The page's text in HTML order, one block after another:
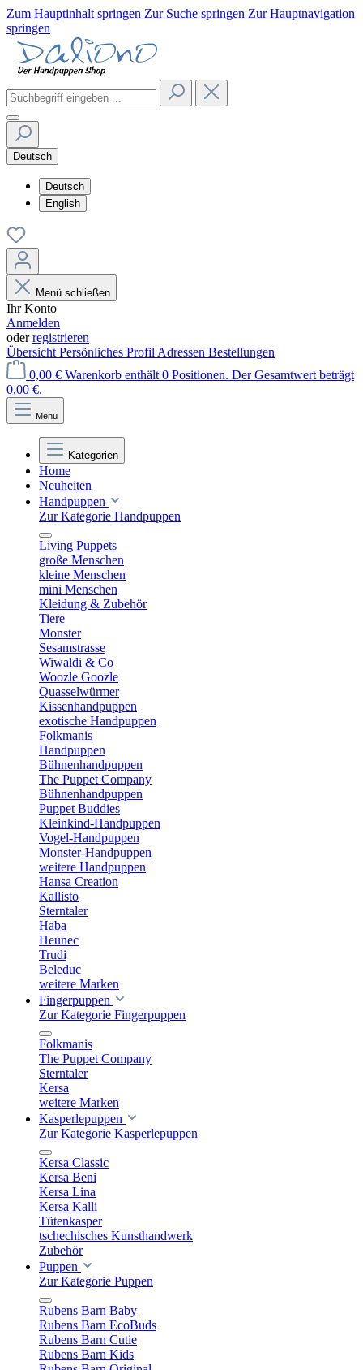
Zum Hauptinhalt springen Zur Suche springen Zur Hauptnavigation
springen
Deutsch
Deutsch
English
Menü schließen
Ihr Konto
Anmelden
oderregistrieren
Übersicht Persönliches Profil Adressen Bestellungen
0,00 € Warenkorb enthält 0 Positionen. Der Gesamtwert beträgt
0,00 €.
Menü
Kategorien
Home
Neuheiten
Handpuppen
Zur Kategorie Handpuppen
Living Puppets
große Menschen
kleine Menschen
mini Menschen
Kleidung & Zubehör
Tiere
Monster
Sesamstrasse
Wiwaldi & Co
Woozle Goozle
Quasselwürmer
Kissenhandpuppen
exotische Handpuppen
Folkmanis
Handpuppen
Bühnenhandpuppen
The Puppet Company
Bühnenhandpuppen
Puppet Buddies
Kleinkind-Handpuppen
Vogel-Handpuppen
Monster-Handpuppen
weitere Handpuppen
Hansa Creation
Kallisto
Sterntaler
Haba
Heunec
Trudi
Beleduc
weitere Marken
Fingerpuppen
Zur Kategorie Fingerpuppen
Folkmanis
The Puppet Company
Sterntaler
Kersa
weitere Marken
Kasperlepuppen
Zur Kategorie Kasperlepuppen
Kersa Classic
Kersa Beni
Kersa Lina
Kersa Kalli
Tütenkasper
tschechisches Kunsthandwerk
Zubehör
Puppen
Zur Kategorie Puppen
Rubens Barn Baby
Rubens Barn EcoBuds
Rubens Barn Cutie
Rubens Barn Kids